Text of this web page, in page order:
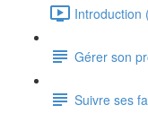
Introduction
Gérer son
Suivre ses